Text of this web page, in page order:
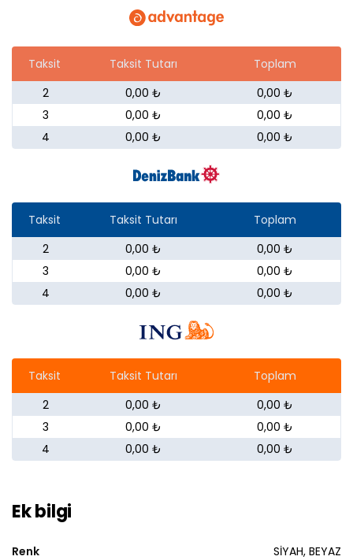
Taksit Taksit Tutarı
Toplam
2
0,00 ₺
0,00 ₺
3
0,00 ₺
0,00 ₺
4
0,00 ₺ 0,00 ₺
Taksit Taksit Tutarı
Toplam
2
0,00 ₺
0,00 ₺
3
0,00 ₺
0,00 ₺
4
0,00 ₺ 0,00 ₺
Taksit Taksit Tutarı
Toplam
2
0,00 ₺
0,00 ₺
3
0,00 ₺
0,00 ₺
4
0,00 ₺ 0,00 ₺
Ek bilgi
Renk SİYAH, BEYAZ